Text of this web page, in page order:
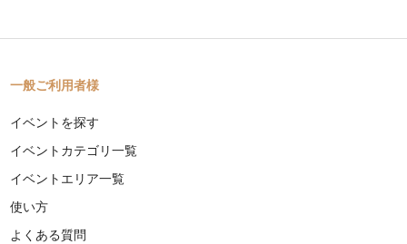
一般ご利用者様
イベントを探す
イベントカテゴリ一覧
イベントエリア一覧
使い方
よくある質問